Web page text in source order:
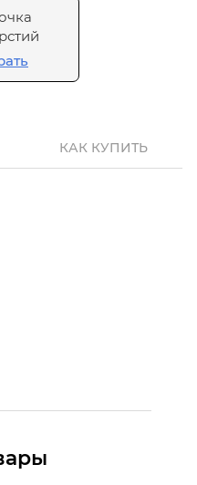
КАК КУПИТЬ